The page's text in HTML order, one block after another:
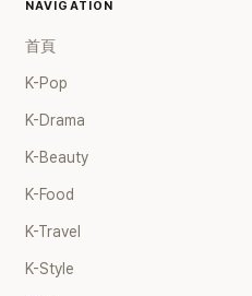
NAVIGATION
首頁
K-Pop
K-Drama
K-Beauty
K-Food
K-Travel
K-Style